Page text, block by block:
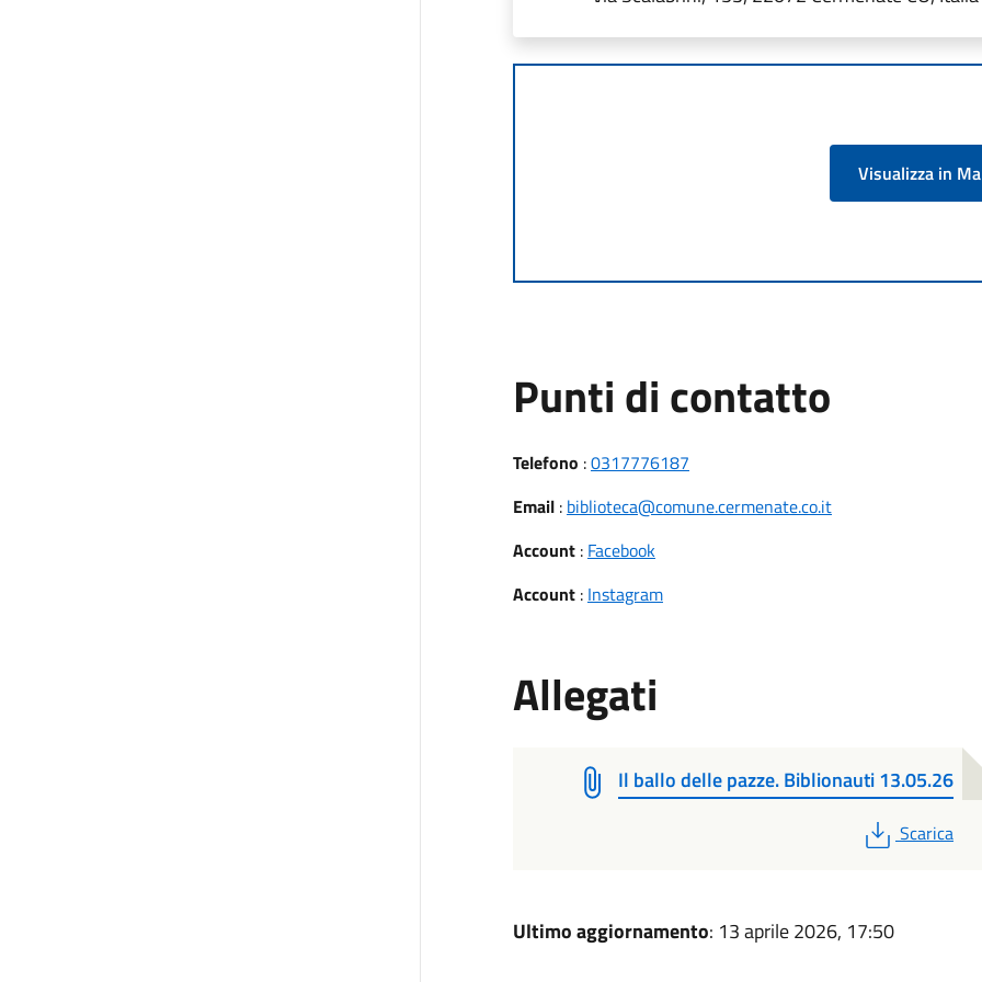
Visualizza in
Punti di contatto
Telefono :0317776187
Email: biblioteca@comune.cermenate.co.it
Account: Facebook
Account: Instagram
Allegati
Il ballo delle pazze. Biblionauti 13.05.26
PDF
Scarica
Ultimo aggiornamento: 13 aprile 2026, 17:50